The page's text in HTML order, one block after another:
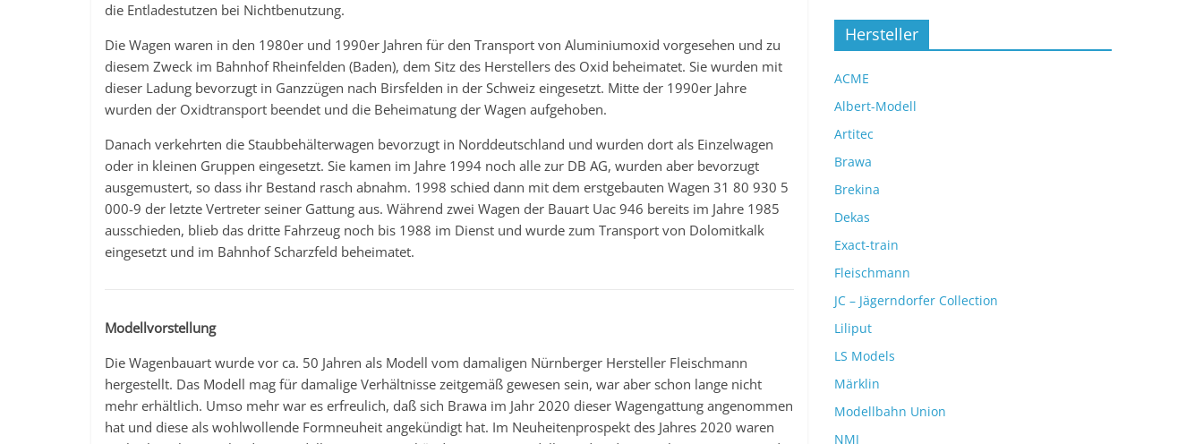
die Entladestutzen bei Nichtbenutzung.
Die Wagen waren in den 1980er und 1990er Jahren für den Transport von Aluminiumoxid vorgesehen und zu
diesem Zweck im Bahnhof Rheinfelden (Baden), dem Sitz des Herstellers des Oxid beheimatet. Sie wurden mit
dieser Ladung bevorzugt in Ganzzügen nach Birsfelden in der Schweiz eingesetzt. Mitte der 1990er Jahre
wurden der Oxidtransport beendet und die Beheimatung der Wagen aufgehoben.
Danach verkehrten die Staubbehälterwagen bevorzugt in Norddeutschland und wurden dort als Einzelwagen
oder in kleinen Gruppen eingesetzt. Sie kamen im Jahre 1994 noch alle zur DB AG, wurden aber bevorzugt
ausgemustert, so dass ihr Bestand rasch abnahm. 1998 schied dann mit dem erstgebauten Wagen 31 80 930 5
000-9 der letzte Vertreter seiner Gattung aus. Während zwei Wagen der Bauart Uac 946 bereits im Jahre 1985
ausschieden, blieb das dritte Fahrzeug noch bis 1988 im Dienst und wurde zum Transport von Dolomitkalk
eingesetzt und im Bahnhof Scharzfeld beheimatet.
Modellvorstellung
Die Wagenbauart wurde vor ca. 50 Jahren als Modell vom damaligen Nürnberger Hersteller Fleischmann
hergestellt. Das Modell mag für damalige Verhältnisse zeitgemäß gewesen sein, war aber schon lange nicht
mehr erhältlich. Umso mehr war es erfreulich, daß sich Brawa im Jahr 2020 dieser Wagengattung angenommen
hat und diese als wohlwollende Formneuheit angekündigt hat. Im Neuheitenprospekt des Jahres 2020 waren
Hersteller
ACME
Albert-Modell
Artitec
Brawa
Brekina
Dekas
Exact-train
Fleischmann
JC – Jägerndorfer Collection
Liliput
LS Models
Märklin
Modellbahn Union
NMJ